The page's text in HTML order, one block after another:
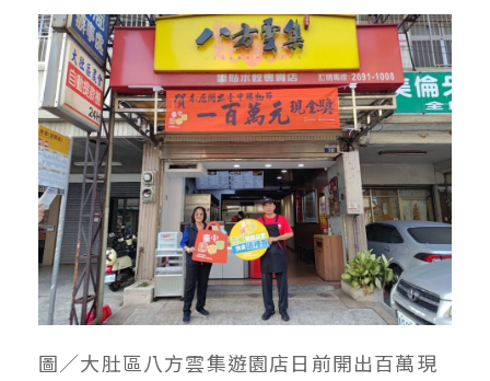
圖／大肚區八方雲集遊園店日前開出百萬現